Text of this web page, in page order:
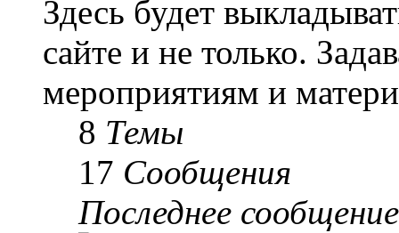
Здесь будет
сайте и не только.
мероприятиям и
8 Темы
17 Сообщения
Последнее сообщение